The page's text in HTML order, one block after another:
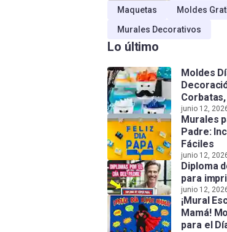
Maquetas
Moldes
Murales Decorativos
Lo último
Moldes
junio 12,
Murales
Padre:
Fáciles
junio 12,
Diploma
para
junio 12,
¡Mural
Mamá!
para el